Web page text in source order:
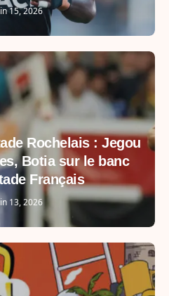
15, 2026
Rochelais : Jegou
Botia sur le banc
Français
13, 2026